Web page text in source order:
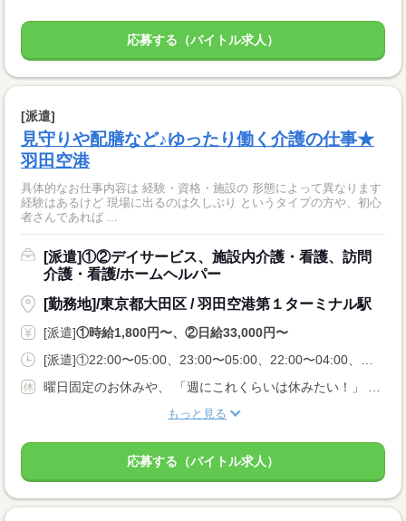
応募する（バイトル求人）
[派遣]
見守りや配膳など♪ゆったり働く介護の仕事★
羽田空港
具体的なお仕事内容は 経験・資格・施設の 形態によって異なります
経験はあるけど 現場に出るのは久しぶり というタイプの方や、初心
者さんであれば ...
[派遣]①②デイサービス、施設内介護・看護、訪問
介護・看護/ホームヘルパー
[勤務地]/東京都大田区 / 羽田空港第１ターミナル駅
[派遣]①時給1,800円〜、②日給33,000円〜
もっと見る
応募する（バイトル求人）